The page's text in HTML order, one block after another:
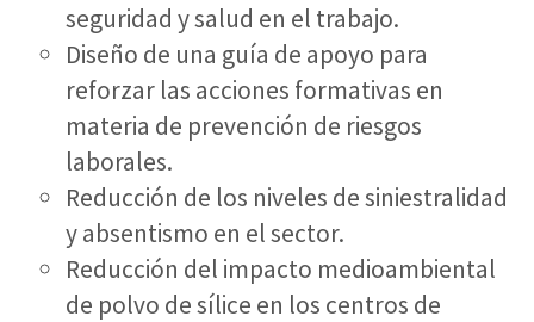
seguridad y salud en el trabajo.
Diseño de una guía de apoyo para
reforzar las acciones formativas en
materia de prevención de riesgos
laborales.
Reducción de los niveles de siniestralidad
y absentismo en el sector.
Reducción del impacto medioambiental
de polvo de sílice en los centros de